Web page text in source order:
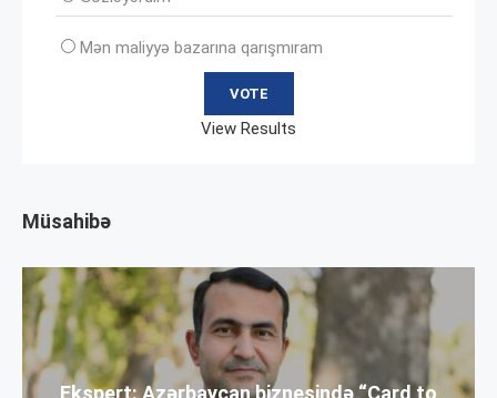
Mən maliyyə bazarına qarışmıram
View Results
Müsahibə
Ekspert: Azərbaycan biznesində “Card to